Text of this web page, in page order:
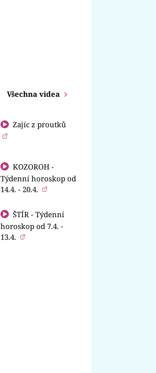
Všechna videa
Zajíc z proutků
KOZOROH -
Týdenní horoskop od
14.4. - 20.4.
ŠTÍR - Týdenní
horoskop od 7.4. -
13.4.